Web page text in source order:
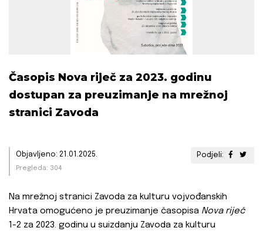
Časopis Nova riječ za 2023. godinu
dostupan za preuzimanje na mrežnoj
stranici Zavoda
Podjeli:
Objavljeno: 21.01.2025.
Pregleda: 304
Na mrežnoj stranici Zavoda za kulturu vojvođanskih
Hrvata omogućeno je preuzimanje časopisa Nova riječ
1-2 za 2023. godinu u suizdanju Zavoda za kulturu